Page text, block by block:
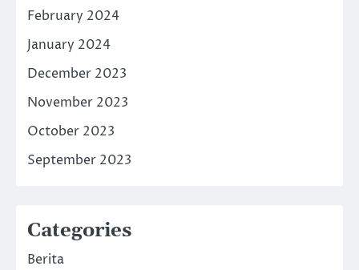
February 2024
January 2024
December 2023
November 2023
October 2023
September 2023
Categories
Berita